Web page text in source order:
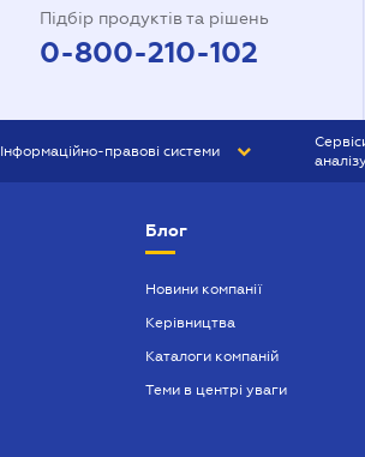
Підбір продуктів та рішень
0-800-210-102
Інформаційно-правові системи
БУХГАЛТЕР ПРОФ
Блог
Новини компанії
Керівництва
Каталоги компаній
Теми в центрі уваги